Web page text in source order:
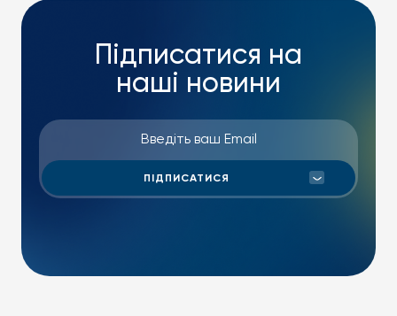
Підписатися на
наші новини